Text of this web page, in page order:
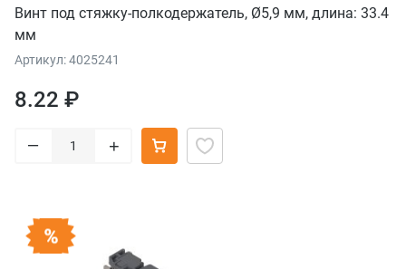
Винт под стяжку-полкодержатель, Ø5,9 мм, длина: 33.4
мм
Артикул: 4025241
8.22 ₽
– +